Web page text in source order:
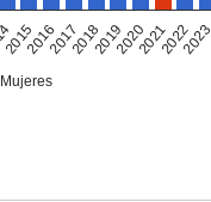
Mujeres
201520162017201820192020202120222023